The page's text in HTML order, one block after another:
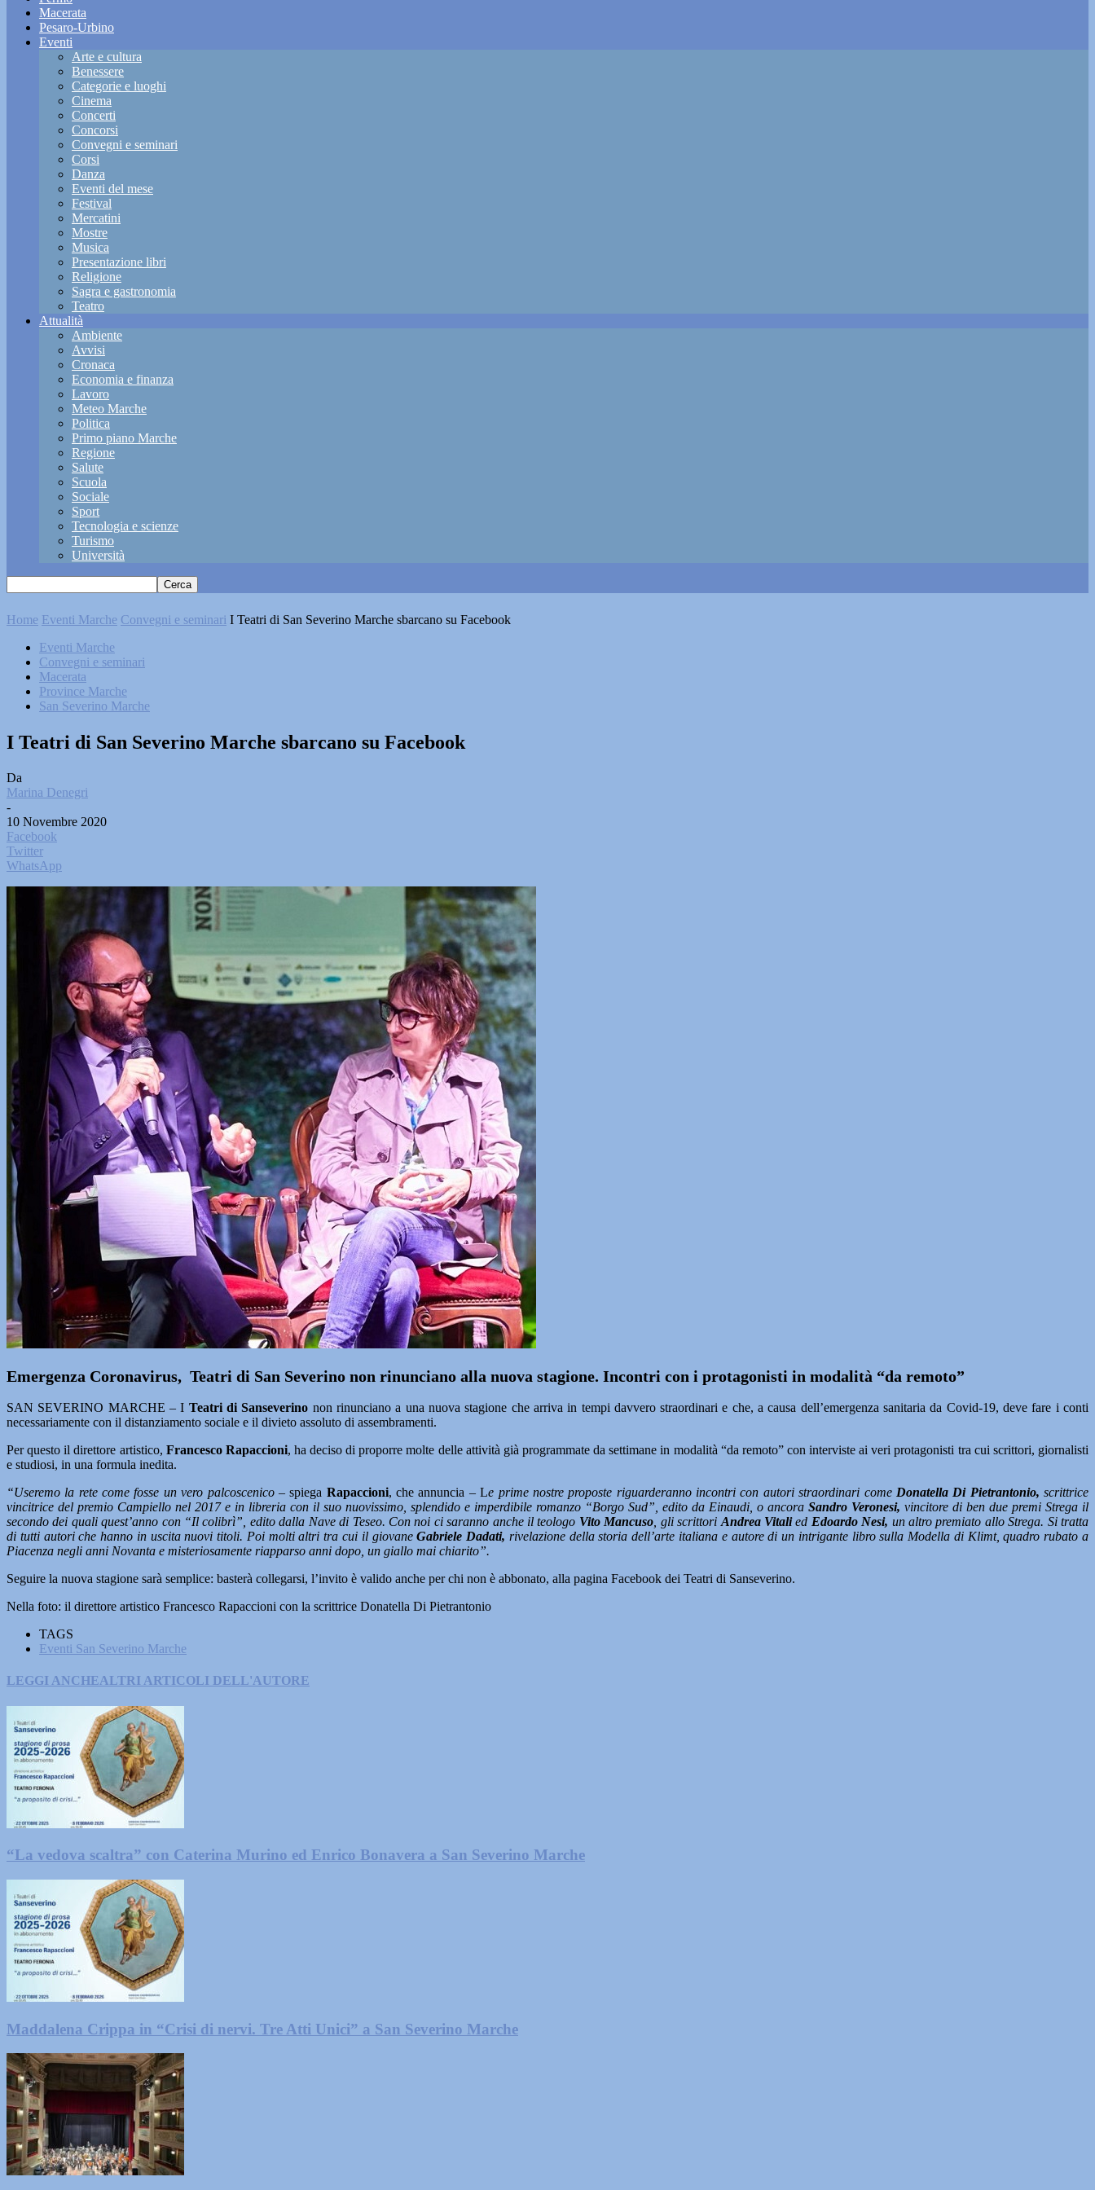
Macerata
Pesaro-Urbino
Eventi
Arte e cultura
Benessere
Categorie e luoghi
Cinema
Concerti
Concorsi
Convegni e seminari
Corsi
Danza
Eventi del mese
Festival
Mercatini
Mostre
Musica
Presentazione libri
Religione
Sagra e gastronomia
Teatro
Attualità
Ambiente
Avvisi
Cronaca
Economia e finanza
Lavoro
Meteo Marche
Politica
Primo piano Marche
Regione
Salute
Scuola
Sociale
Sport
Tecnologia e scienze
Turismo
Università
Home Eventi Marche Convegni e seminari I Teatri di San Severino Marche sbarcano su Facebook
Eventi Marche
Convegni e seminari
Macerata
Province Marche
San Severino Marche
I Teatri di San Severino Marche sbarcano su Facebook
Da
Marina Denegri
-
10 Novembre 2020
Facebook
Twitter
WhatsApp
Emergenza Coronavirus, Teatri di San Severino non rinunciano alla nuova stagione. Incontri con i protagonisti in modalità “da remoto”
SAN SEVERINO MARCHE – I Teatri di Sanseverino non rinunciano a una nuova stagione che arriva in tempi davvero straordinari e che, a causa dell’emergenza sanitaria da Covid-19, deve fare i conti
necessariamente con il distanziamento sociale e il divieto assoluto di assembramenti.
Per questo il direttore artistico, Francesco Rapaccioni, ha deciso di proporre molte delle attività già programmate da settimane in modalità “da remoto” con interviste ai veri protagonisti tra cui scrittori, giornalisti
e studiosi, in una formula inedita.
“Useremo la rete come fosse un vero palcoscenico– spiega Rapaccioni, che annuncia – Le prime nostre proposte riguarderanno incontri con autori straordinari come Donatella Di Pietrantonio, scrittrice
vincitrice del premio Campiello nel 2017 e in libreria con il suo nuovissimo, splendido e imperdibile romanzo “Borgo Sud”, edito da Einaudi, o ancora Sandro Veronesi, vincitore di ben due premi Strega il
secondo dei quali quest’anno con “Il colibrì”, edito dalla Nave di Teseo. Con noi ci saranno anche il teologo Vito Mancuso , gli scrittori Andrea Vitalied Edoardo Nesi, un altro premiato allo Strega. Si tratta
di tutti autori che hanno in uscita nuovi titoli. Poi molti altri tra cui il giovaneGabriele Dadati, rivelazione della storia dell’arte italiana e autore di un intrigante libro sulla Modella di Klimt, quadro rubato a
Piacenza negli anni Novanta e misteriosamente riapparso anni dopo, un giallo mai chiarito”.
Seguire la nuova stagione sarà semplice: basterà collegarsi, l’invito è valido anche per chi non è abbonato, alla pagina Facebook dei Teatri di Sanseverino.
Nella foto: il direttore artistico Francesco Rapaccioni con la scrittrice Donatella Di Pietrantonio
TAGS
Eventi San Severino Marche
LEGGI ANCHEALTRI ARTICOLI DELL'AUTORE
“La vedova scaltra” con Caterina Murino ed Enrico Bonavera a San Severino Marche
Maddalena Crippa in “Crisi di nervi. Tre Atti Unici” a San Severino Marche